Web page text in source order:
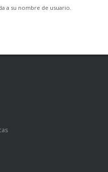
a su nombre de usuario.